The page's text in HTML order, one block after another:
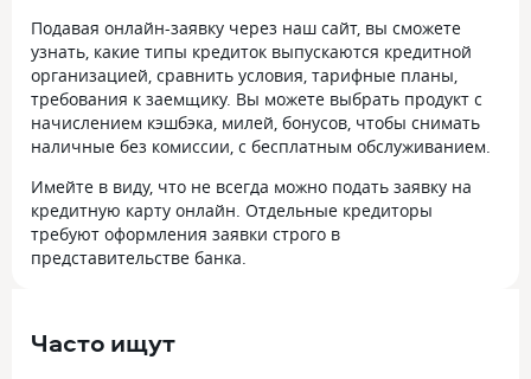
Подавая онлайн-заявку через наш сайт, вы сможете
узнать, какие типы кредиток выпускаются кредитной
организацией, сравнить условия, тарифные планы,
требования к заемщику. Вы можете выбрать продукт с
начислением кэшбэка, милей, бонусов, чтобы снимать
наличные без комиссии, с бесплатным обслуживанием.
Имейте в виду, что не всегда можно подать заявку на
кредитную карту онлайн. Отдельные кредиторы
требуют оформления заявки строго в
представительстве банка.
Часто ищут